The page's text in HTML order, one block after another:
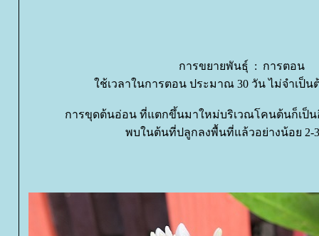
การขยายพันธุ์ : การตอน
ช้เวลาในการตอน ประมาณ 30 วัน ไม่จำเป็น
การขุดต้นอ่อน ที่แตกขึ้นมาใหม่บริเวณโคนต้นก็เป็
พบในต้นที่ปลูกลงพื้นที่แล้วอย่างน้อย 2-